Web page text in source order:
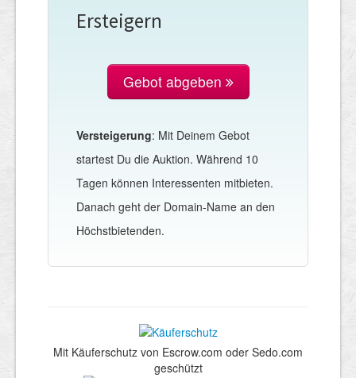
Ersteigern
Gebot abgeben
Versteigerung: Mit Deinem Gebot
startest Du die Auktion. Während 10
Tagen können Interessenten mitbieten.
Danach geht der Domain-Name an den
Höchstbietenden.
Mit Käuferschutz von Escrow.com oder Sedo.com
geschützt